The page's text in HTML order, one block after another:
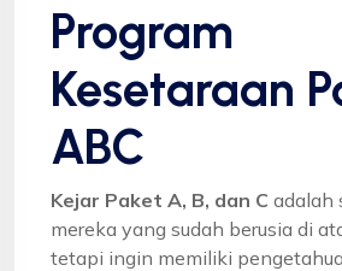
Program
Kesetaraan
ABC
Kejar Paket A, B, dan C adalah
mereka yang sudah berusia di
tetapi ingin memiliki